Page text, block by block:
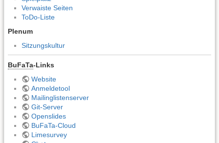
Verwaiste Seiten
ToDo-Liste
Plenum
Sitzungskultur
BuFaTa-Links
Website
Anmeldetool
Mailinglistenserver
Git-Server
Openslides
BuFaTa-Cloud
Limesurvey